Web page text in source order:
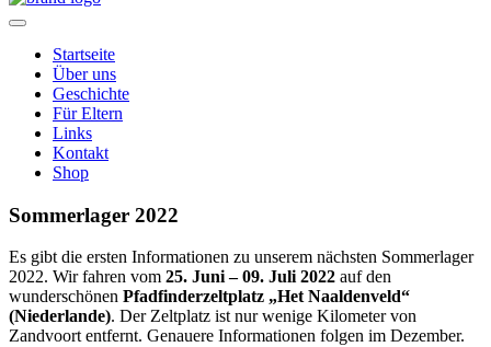
Startseite
Über uns
Geschichte
Für Eltern
Links
Kontakt
Shop
Sommerlager 2022
Es gibt die ersten Informationen zu unserem nächsten Sommerlager
2022. Wir fahren vom 25. Juni – 09. Juli 2022 auf den
wunderschönen Pfadfinderzeltplatz „Het Naaldenveld“
(Niederlande). Der Zeltplatz ist nur wenige Kilometer von
Zandvoort entfernt. Genauere Informationen folgen im Dezember.